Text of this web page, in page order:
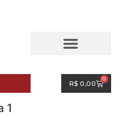
R$0,00
0
1